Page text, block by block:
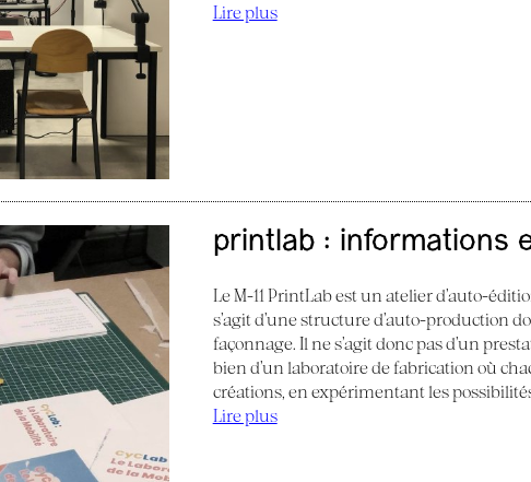
Lire plus
printlab : informations
Le M-11 PrintLab est un atelier d’auto-
s’agit d’une structure d’auto-production
façonnage. Il ne s’agit donc pas d’un
bien d’un laboratoire de fabrication où
créations, en expérimentant les
Lire plus